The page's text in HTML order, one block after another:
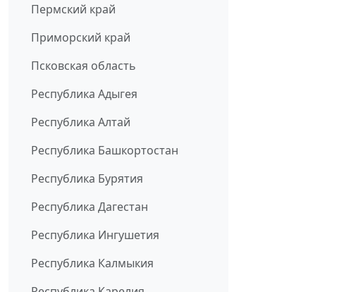
Пермский край
Приморский край
Псковская область
Республика Адыгея
Республика Алтай
Республика Башкортостан
Республика Бурятия
Республика Дагестан
Республика Ингушетия
Республика Калмыкия